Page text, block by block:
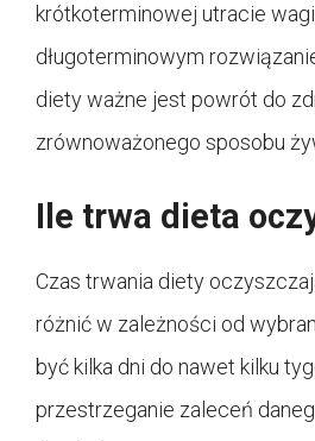
krótkoterminowej utracie
długoterminowym
diety ważne jest powrót do
zrównoważonego sposobu
Ile trwa dieta
Czas trwania diety
różnić w zależności od
być kilka dni do nawet kilku
przestrzeganie zaleceń